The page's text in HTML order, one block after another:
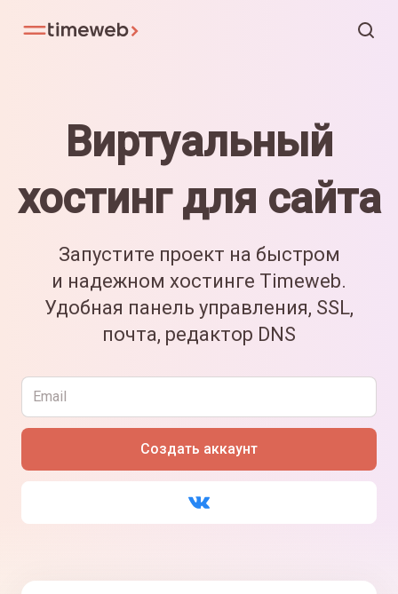
Виртуальный
хостинг для сайта
Запустите проект на быстром
и надежном хостинге Timeweb.
Удобная панель управления, SSL,
почта, редактор DNS
Создать аккаунт
Я ознакомлен(а) сполитикой,офертойи даюсогласие
на обработку персональных данных
рассылок